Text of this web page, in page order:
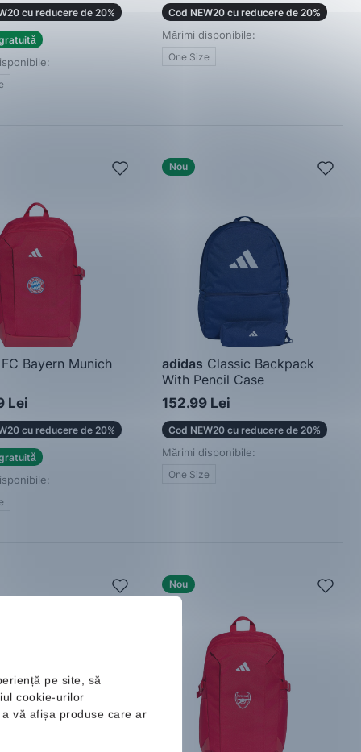
pe site, să
cookie-urilor
vă afișa produse care ar
cu reducere de 20% Cod NEW20 cu reducere de 20%
Mărimi disponibile:
One Size
FC Bayern Munich
Lei
cu reducere de 20%
Nou
adidas Classic Backpack
With Pencil Case
Rucsac
152.99 Lei
Cod NEW20 cu reducere de 20%
Mărimi disponibile:
One Size
Nou